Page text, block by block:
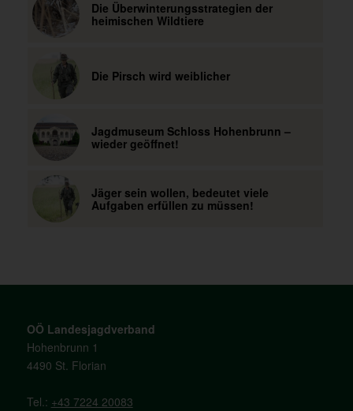
Die Überwinterungsstrategien der
heimischen Wildtiere
Die Pirsch wird weiblicher
Jagdmuseum Schloss Hohenbrunn –
wieder geöffnet!
Jäger sein wollen, bedeutet viele
Aufgaben erfüllen zu müssen!
OÖ Landesjagdverband
Hohenbrunn 1
4490 St. Florian
Tel.: +43 7224 20083